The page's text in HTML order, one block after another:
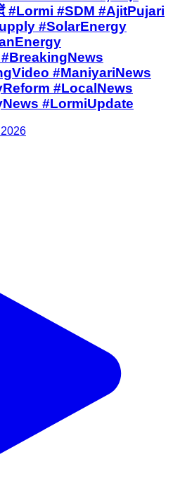
#Lormi #SDM #AjitPujari
#SolarEnergy
#ManiyariNews
#LocalNews
#LormiUpdate